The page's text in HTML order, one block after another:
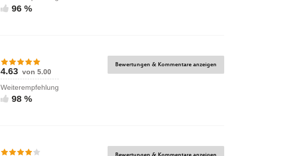
96 %
4.63 von 5.00
Weiterempfehlung
98 %
Bewertungen & Kommentare anzeigen